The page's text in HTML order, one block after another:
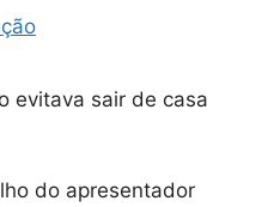
evitava sair de casa
do apresentador